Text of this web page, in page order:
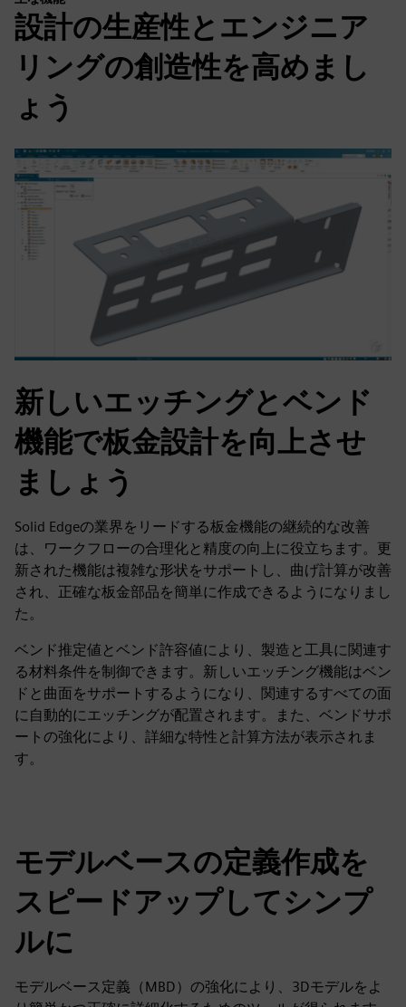
設計の生産性とエンジニア
リングの創造性を高めまし
ょう
新しいエッチングとベンド
機能で板金設計を向上させ
ましょう
Solid Edgeの業界をリードする板金機能の継続的な改善
は、ワークフローの合理化と精度の向上に役立ちます。更
新された機能は複雑な形状をサポートし、曲げ計算が改善
され、正確な板金部品を簡単に作成できるようになりまし
た。
ベンド推定値とベンド許容値により、製造と工具に関連す
る材料条件を制御できます。新しいエッチング機能はベン
ドと曲面をサポートするようになり、関連するすべての面
に自動的にエッチングが配置されます。また、ベンドサポ
ートの強化により、詳細な特性と計算方法が表示されま
す。
モデルベースの定義作成を
スピードアップしてシンプ
ルに
モデルベース定義（MBD）の強化により、3Dモデルをよ